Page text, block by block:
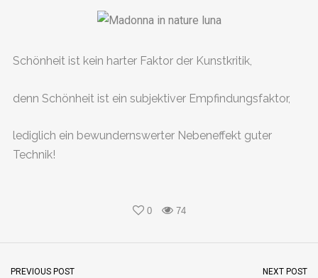
Schönheit ist kein harter Faktor der Kunstkritik,
denn Schönheit ist ein subjektiver Empfindungsfaktor,
lediglich ein bewundernswerter Nebeneffekt guter
Technik!
0 74
PREVIOUS POST NEXT POST